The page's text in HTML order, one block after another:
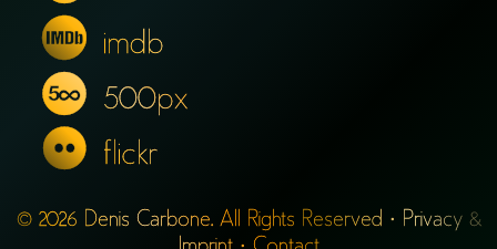
imdb
500px
flickr
© 2026 Denis Carbone. All Rights Reserved · Privacy &